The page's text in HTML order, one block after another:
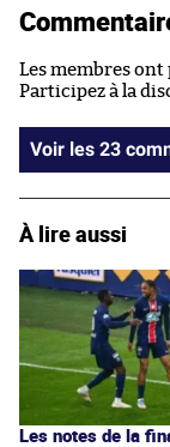
Les membres
Participez à la
Voir les
À lire aussi
Les notes de la